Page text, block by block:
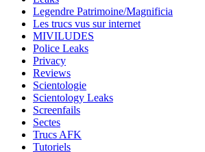
Legendre Patrimoine/Magnificia
Les trucs vus sur internet
MIVILUDES
Police Leaks
Privacy
Reviews
Scientologie
Scientology Leaks
Screenfails
Sectes
Trucs AFK
Tutoriels